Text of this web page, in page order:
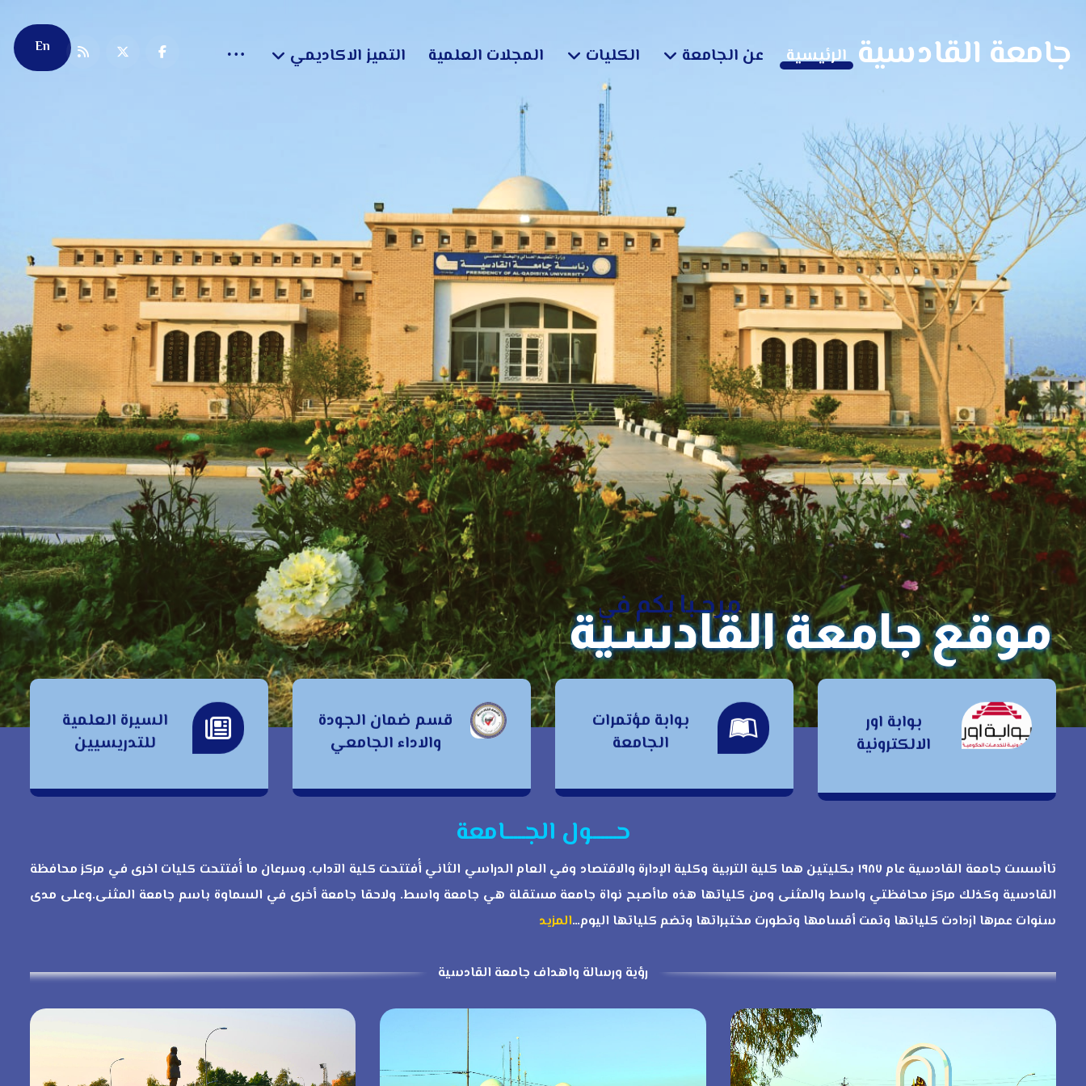
جامعة القادسية الرئيسية عن الجامعة الكليات المجلات العلمية التميز الاكاديمي En
مرحـبا بكم في
موقع جامعة القادسية
السيرة العلمية
للتدريسيين
السيرة العلمية
قسم ضمان الجودة
والاداء الجامعي
قسم ضمان
الجودة والاداء
الجامعي
بوابة مؤتمرات
الجامعة
بوابة مؤتمرات
بوابة اور
الالكترونيةبوابة اور
حــــــول الجـــــامعة
تاأسست جامعة القادسية عام ١٩٨٧ بكليتين هما كلية التربية وكلية الإدارة والاقتصاد وفي العام الدراسي الثاني أُفتتحت كلية الآداب. وسرعان ما أُفتتحت كليات اخرى في مركز محافظة
القادسية وكذلك مركز محافظتي واسط والمثنى ومن كلياتها هذه ماأصبح نواة جامعة مستقلة هي جامعة واسط. ولاحقا جامعة أخرى في السماوة باسم جامعة المثنى.وعلى مدى
سنوات عمرها ازدادت كلياتها وتمت أقسامها وتطورت مختبراتها وتضم كلياتها اليوم…المزيد
رؤية ورسالة واهداف جامعة القادسية